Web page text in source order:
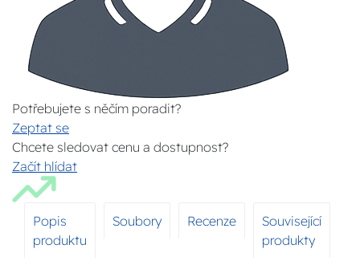
Potřebujete s něčím poradit?
Zeptat se
Chcete sledovat cenu a dostupnost?
Začít hlídat
Popis
produktu
Soubory Recenze
Související
produkty